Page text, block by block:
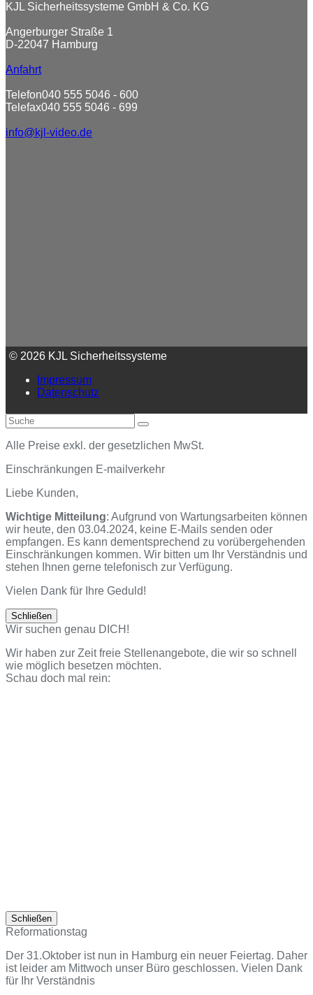
KJL Sicherheitssysteme GmbH & Co. KG
Angerburger Straße 1
D-22047 Hamburg
Anfahrt
Telefon040 555 5046 - 600
Telefax040 555 5046 - 699
info@kjl-video.de
© 2026 KJL Sicherheitssysteme
Impressum
Datenschutz
An
den
Anfang
Suche
Senden
Alle Preise exkl. der gesetzlichen MwSt.
Einschränkungen E-mailverkehr
Liebe Kunden,
Wichtige Mitteilung: Aufgrund von Wartungsarbeiten können
wir heute, den 03.04.2024, keine E-Mails senden oder
empfangen. Es kann dementsprechend zu vorübergehenden
Einschränkungen kommen. Wir bitten um Ihr Verständnis und
stehen Ihnen gerne telefonisch zur Verfügung.
Vielen Dank für Ihre Geduld!
Schließen
Wir suchen genau DICH!
Wir haben zur Zeit freie Stellenangebote, die wir so schnell
wie möglich besetzen möchten.
Schau doch mal rein:
Schließen
Reformationstag
Der 31.Oktober ist nun in Hamburg ein neuer Feiertag. Daher
ist leider am Mittwoch unser Büro geschlossen. Vielen Dank
für Ihr Verständnis